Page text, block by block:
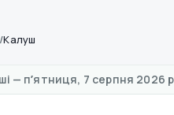
та якість повітря
/Калуш
— пʼятниця, 7 серпня 2026